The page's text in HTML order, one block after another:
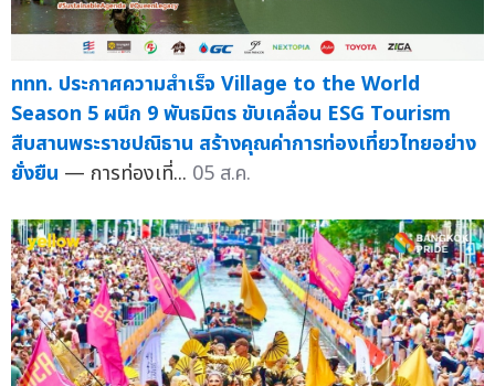
ททท. ประกาศความสำเร็จ Village to the World
Season 5 ผนึก 9 พันธมิตร ขับเคลื่อน ESG Tourism
สืบสานพระราชปณิธาน สร้างคุณค่าการท่องเที่ยวไทยอย่าง
ยั่งยืน — การท่องเที่... 05 ส.ค.